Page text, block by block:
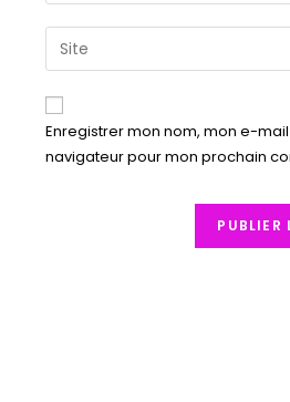
Enregistrer mon nom, mon e-
navigateur pour mon prochain